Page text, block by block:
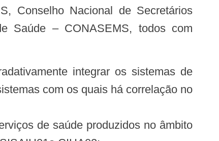
Conselho Nacional de Secretários
Saúde – CONASEMS, todos com
com os quais há correlação no
de saúde produzidos no âmbito